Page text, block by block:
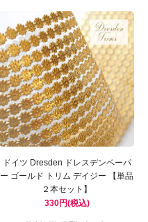
ドイツ Dresden ドレスデンペーパ
ー ゴールド トリム デイジー 【単品
２本セット】
330円(税込)